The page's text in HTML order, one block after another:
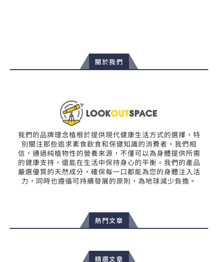
關於我們
我們的品牌理念植根於提供現代健康生活方式的選擇，特
別關注那些追求素食飲食和保健知識的消費者。我們相
信，通過純植物性的營養來源，不僅可以為身體提供所需
的健康支持，還能在生活中保持身心的平衡。我們的產品
嚴選優質的天然成分，確保每一口都能為您的身體注入活
力，同時也遵循可持續發展的原則，為地球減少負擔。
熱門文章
精選文章